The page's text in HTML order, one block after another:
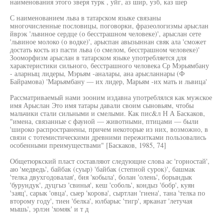
С наименованием льва в татарском языке связаны
многочисленные пословицы, поговорки, фразеологизмы арыслан
йврэк 'львиное сердце (о бесстрашном человеке)', арыслан сете
'львиное молоко (о водке)', арыспан авызыннан свяк ала 'сможет
достать кость из пасти льва (о смелом, бесстрашном человеке)'
Зооморфизм арыслан в татарском языке употребляется для
характеристики сильного, бесстрашного человека Ср Мэрьямбану
- аларныц лидеры, Мэрьям -аналары, ана арысланнары (Ф
Байрамова) 'Марьямбану — их лидер, Марьям -их мать и львица'
Рассматриваемый нами зооним издавна употреблялся как мужское
имя Арыслан Это имя татары давали своим сыновьям, чтобы
мальчики стали сильными и смелыми. Как пис&л Н А Баскаков,
"имена, связанные с фауной — животными, птицами — были
'широко распространены, причем некоторые из них, возможно, в
связи с тотемистическими древними пережитками пользовались
особенными преимуществами" [Баскаков, 1985, 74]
Общетюркский пласт составляют следующие слова ас 'горностай',
аю 'медведь', байбак (суыр) 'байбак (степной сурок)', башмак
'телка двухгодовалая', бия 'кобыла', болан 'олень', борындык
'бурундук', дуцгыз 'свинья', кеш 'соболь', кондыз 'бобр', куян
'заяц', сарык 'овца', сыер 'корова', сыртлан 'гиена', тана 'телка по
второму году', тиен 'белка', юлбарыс 'тигр', ярканат 'летучая
мышь', эрлэн 'хомяк' и т д